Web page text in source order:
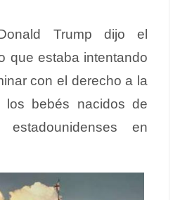
Trump dijo el
que estaba intentando
con el derecho a la
los bebés nacidos de
estadounidenses en